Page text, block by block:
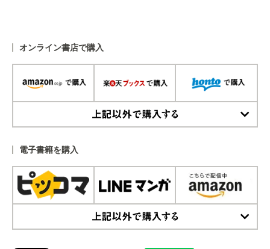
オンライン書店で購入
電子書籍を購入